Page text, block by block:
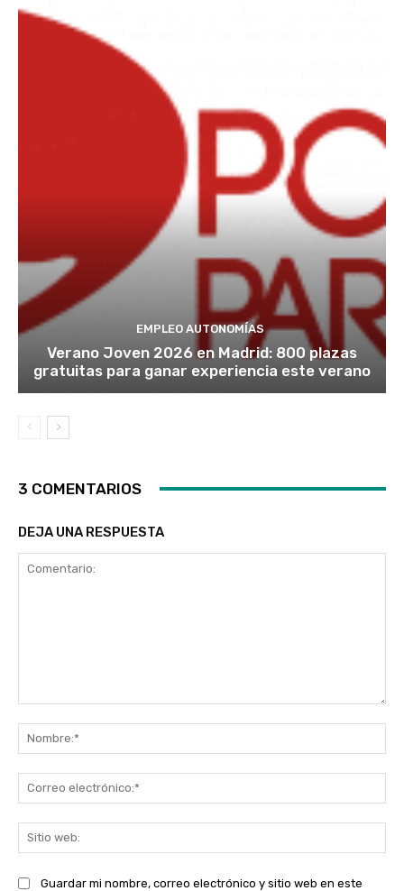
EMPLEO AUTONOMÍAS
Verano Joven 2026 en Madrid: 800 plazas
gratuitas para ganar experiencia este verano
3 COMENTARIOS
DEJA UNA RESPUESTA
Guardar mi nombre, correo electrónico y sitio web en este